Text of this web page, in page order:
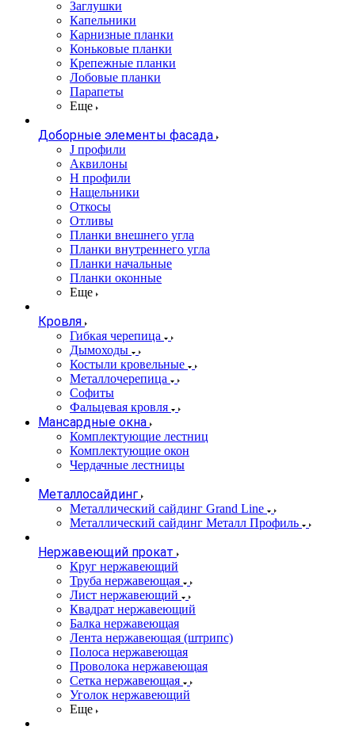
Заглушки
Капельники
Карнизные планки
Коньковые планки
Крепежные планки
Лобовые планки
Парапеты
Еще
Доборные элементы фасада
J профили
Аквилоны
Н профили
Нащельники
Откосы
Отливы
Планки внешнего угла
Планки внутреннего угла
Планки начальные
Планки оконные
Еще
Кровля
Гибкая черепица
Дымоходы
Костыли кровельные
Металлочерепица
Софиты
Фальцевая кровля
Мансардные окна
Комплектующие лестниц
Комплектующие окон
Чердачные лестницы
Металлосайдинг
Металлический сайдинг Grand Line
Металлический сайдинг Металл Профиль
Нержавеющий прокат
Круг нержавеющий
Труба нержавеющая
Лист нержавеющий
Квадрат нержавеющий
Балка нержавеющая
Лента нержавеющая (штрипс)
Полоса нержавеющая
Проволока нержавеющая
Сетка нержавеющая
Уголок нержавеющий
Еще